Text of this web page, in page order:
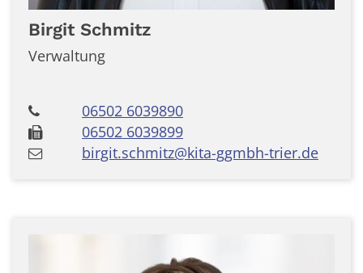
Birgit Schmitz
Verwaltung
06502 6039890
06502 6039899
birgit.schmitz@kita-ggmbh-trier.de